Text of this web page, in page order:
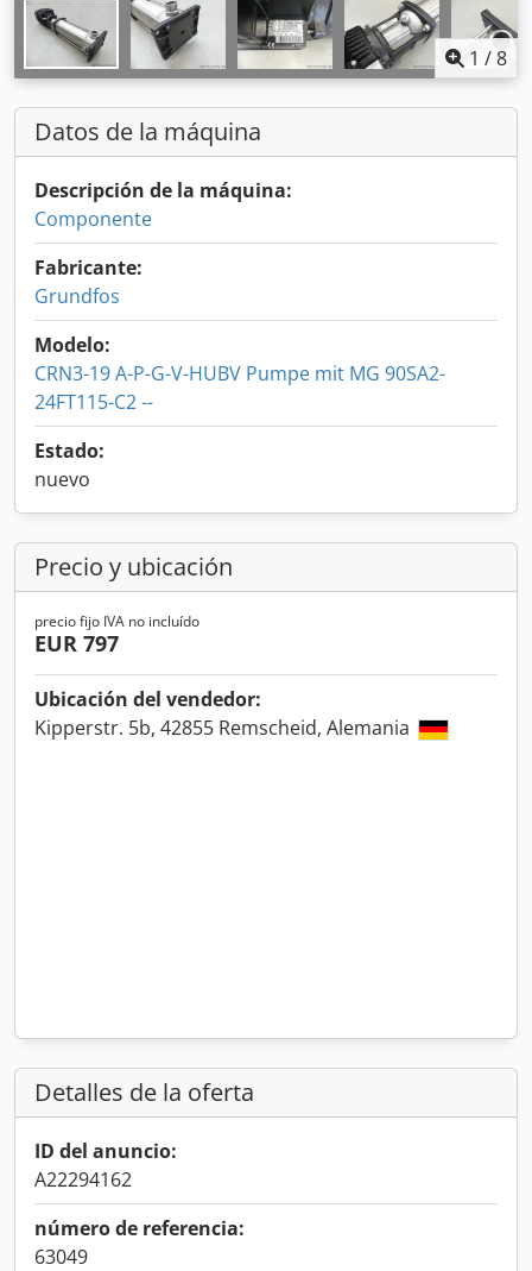
1 /8
Datos de la máquina
Descripción de la máquina:
Componente
Fabricante:
Grundfos
Modelo:
CRN3-19 A-P-G-V-HUBV Pumpe mit MG 90SA2-
24FT115-C2 --
Estado:
nuevo
Precio y ubicación
precio fijo IVA no incluído
EUR 797
Ubicación del vendedor:
Kipperstr. 5b, 42855 Remscheid, Alemania
Detalles de la oferta
ID del anuncio:
A22294162
número de referencia:
63049